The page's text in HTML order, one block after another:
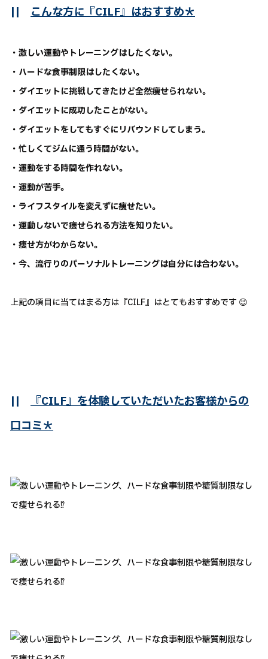
|| こんな方に『CILF』はおすすめ＊
・激しい運動やトレーニングはしたくない。
・ハードな食事制限はしたくない。
・ダイエットに挑戦してきたけど全然痩せられない。
・ダイエットに成功したことがない。
・ダイエットをしてもすぐにリバウンドしてしまう。
・忙しくてジムに通う時間がない。
・運動をする時間を作れない。
・運動が苦手。
・ライフスタイルを変えずに痩せたい。
・運動しないで痩せられる方法を知りたい。
・痩せ方がわからない。
・今、流行りのパーソナルトレーニングは自分には合わない。
上記の項目に当てはまる方は『CILF』はとてもおすすめです 😉
|| 『CILF』を体験していただいたお客様からの
口コミ＊